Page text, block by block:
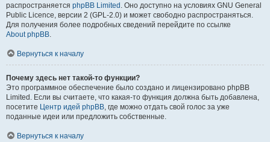
распространяется phpBB Limited . Оно доступно на условиях GNU General
Public Licence, версии 2 (GPL-2.0) и может свободно распространяться.
Для получения более подробных сведений перейдите по ссылке
About phpBB.
Вернуться к началу
Почему здесь нет такой-то функции?
Это программное обеспечение было создано и лицензировано phpBB
Limited. Если вы считаете, что какая-то функция должна быть добавлена,
посетите Центр идей phpBB, где можно отдать свой голос за уже
поданные идеи или предложить собственные.
Вернуться к началу